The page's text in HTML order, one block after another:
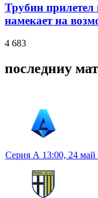
Трубин
намекает на
4 683
последниу
Серия А 13:00, 24 май